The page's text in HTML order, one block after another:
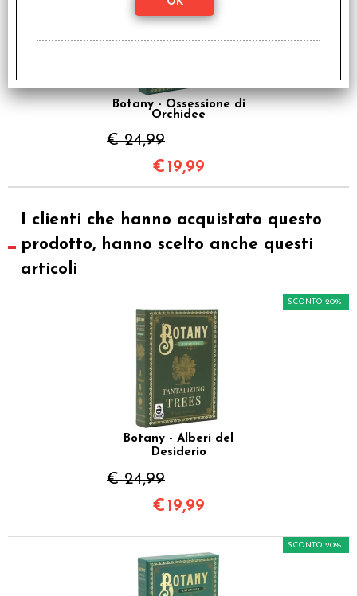
Botany - Ossessione di
Orchidee
€ 24,99
€ 19,99
I clienti che hanno acquistato questo
prodotto, hanno scelto anche questi
articoli
Botany - Alberi del
Desiderio
€ 24,99
SCONTO 20%
€ 19,99
SCONTO 20%